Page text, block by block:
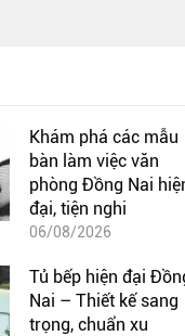
Khám phá các mẫu
bàn làm việc văn
phòng Đồng Nai
đại, tiện nghi
06/08/2026
Tủ bếp hiện đại
Nai – Thiết kế sang
trọng, chuẩn xu